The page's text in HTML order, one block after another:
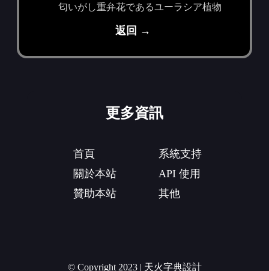
匂いがし重弁花であるユーラシア植物
返回 →
更多資訊
首頁
關於本站
贊助本站
系統支持
API 使用
其他
© Copyright 2023 | 天火字典設計